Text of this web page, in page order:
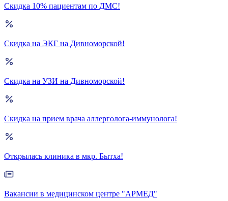
Скидка 10% пациентам по ДМС!
Скидка на ЭКГ на Дивноморской!
Скидка на УЗИ на Дивноморской!
Скидка на прием врача аллерголога-иммунолога!
Открылась клиника в мкр. Бытха!
Вакансии в медицинском центре "АРМЕД"